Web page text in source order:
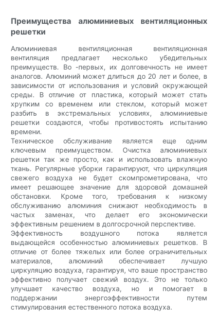
Преимущества алюминиевых вентиляционных
решетки
Алюминиевая вентиляционная вентиляционная
вентиляция предлагает несколько убедительных
преимуществ. Во -первых, их долговечность не имеет
аналогов. Алюминий может длиться до 20 лет и более, в
зависимости от использования и условий окружающей
среды. В отличие от пластика, который может стать
хрупким со временем или стеклом, который может
разбить в экстремальных условиях, алюминиевые
решетки создаются, чтобы противостоять испытанию
времени.
Техническое обслуживание является еще одним
ключевым преимуществом. Очистка алюминиевых
решетки так же просто, как и использовать влажную
ткань. Регулярные уборки гарантируют, что циркуляция
свежего воздуха не будет скомпрометирована, что
имеет решающее значение для здоровой домашней
обстановки. Кроме того, требования к низкому
обслуживанию алюминия снижают необходимость в
частых заменах, что делает его экономически
эффективным решением в долгосрочной перспективе.
Эффективность воздушного потока является
выдающейся особенностью алюминиевых решетков. В
отличие от более тяжелых или более ограничительных
материалов, алюминий обеспечивает лучшую
циркуляцию воздуха, гарантируя, что ваше пространство
эффективно получает свежий воздух. Это не только
улучшает качество воздуха, но и помогает в
поддержании энергоэффективности путем
стимулирования естественного потока воздуха.